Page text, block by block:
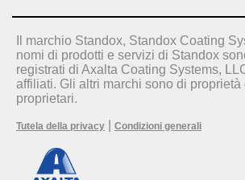
Il marchio Standox, Standox Coating
nomi di prodotti e servizi di Standox
registrati di Axalta Coating Systems,
affiliati. Gli altri marchi sono di proprietà
proprietari.
Tutela della privacy Condizioni generali